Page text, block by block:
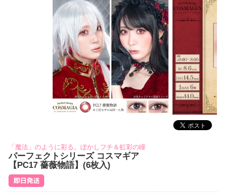
「魔法」のように彩る。ぼかしフチ＆虹彩の瞳
パーフェクトシリーズ コスマギア
【PC17 薔薇物語】(6枚入)